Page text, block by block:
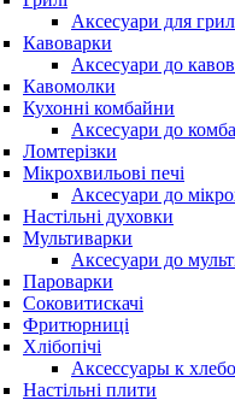
Аксесуари для
Кавоварки
Аксесуари до
Кавомолки
Кухонні комбайни
Аксесуари до
Ломтерізки
Мікрохвильові печі
Аксесуари до
Настільні духовки
Мультиварки
Аксесуари до
Пароварки
Соковитискачі
Фритюрниці
Хлібопічі
Аксессуары к
Настільні плити